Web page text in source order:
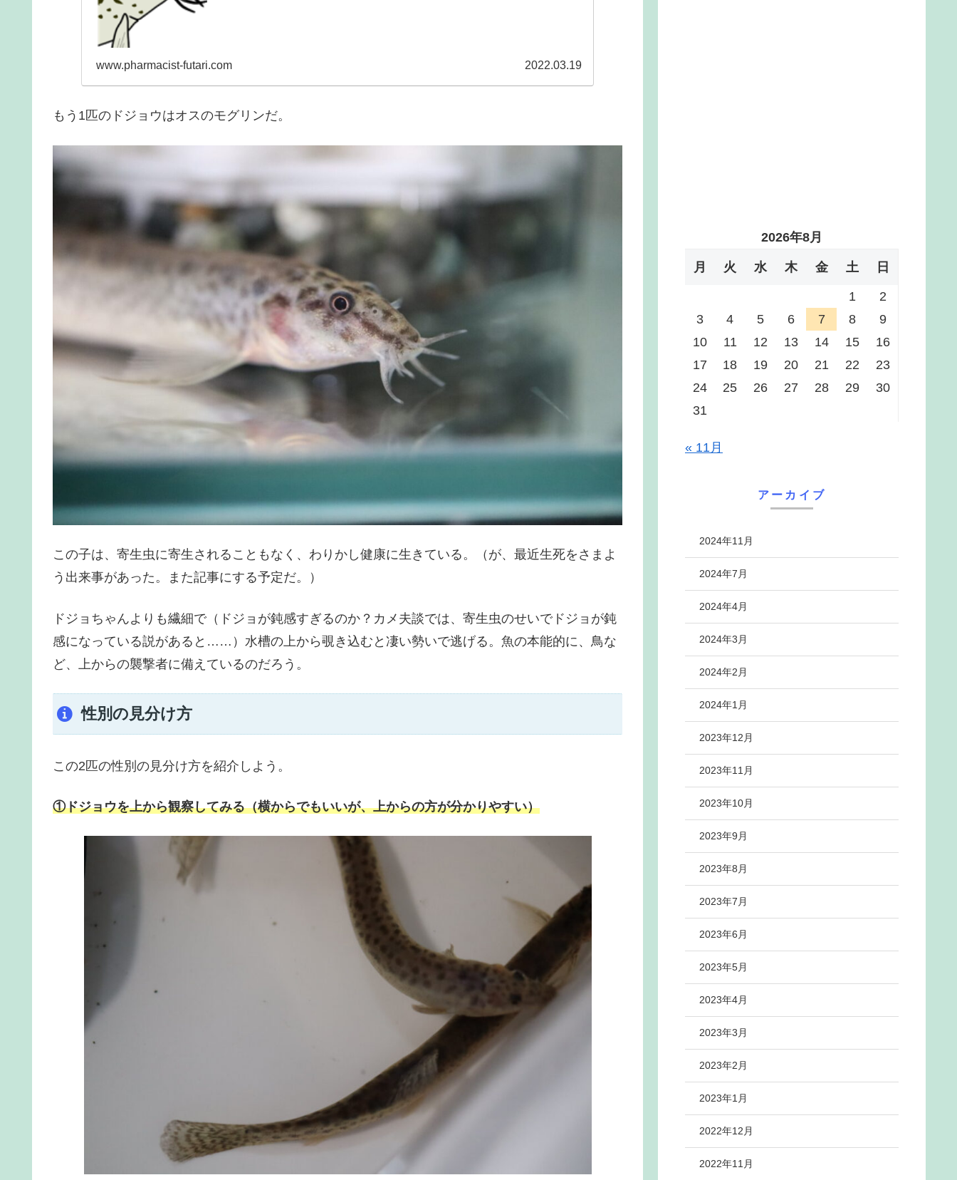
www.pharmacist-futari.com 2022.03.19
もう1匹のドジョウはオスのモグリンだ。
この子は、寄生虫に寄生されることもなく、わりかし健康に生きている。（が、最近生死をさまよ
う出来事があった。また記事にする予定だ。）
ドジョちゃんよりも繊細で（ドジョが鈍感すぎるのか？カメ夫談では、寄生虫のせいでドジョが鈍
感になっている説があると……）水槽の上から覗き込むと凄い勢いで逃げる。魚の本能的に、鳥な
ど、上からの襲撃者に備えているのだろう。
性別の見分け方
この2匹の性別の見分け方を紹介しよう。
①ドジョウを上から観察してみる（横からでもいいが、上からの方が分かりやすい）
2026年8月
月 火 水 木 金 土 日
1
2
3
4 5 6 7 8
9
10
11 12 13 14 15
16
17
18 19 20 21 22
23
24
25 26 27 28 29
30
31
« 11月
アーカイブ
2024年11月
2024年7月
2024年4月
2024年3月
2024年2月
2024年1月
2023年12月
2023年11月
2023年10月
2023年9月
2023年8月
2023年7月
2023年6月
2023年5月
2023年4月
2023年3月
2023年2月
2023年1月
2022年12月
2022年11月